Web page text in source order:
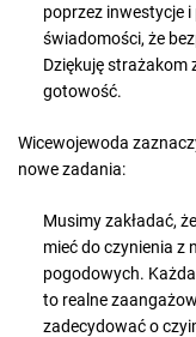
poprzez inwestycje
świadomości, że
Dziękuję strażakom
gotowość.
Wicewojewoda
nowe zadania:
Musimy zakładać,
mieć do czynienia z
pogodowych.
to realne
zadecydować o